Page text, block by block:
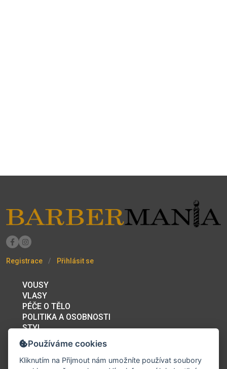
Registrace Přihlásit se
VOUSY
VLASY
PÉČE O TĚLO
POLITIKA A OSOBNOSTI
STYL
BAZAR
PRACOVNÍ PŘÍLEŽITOSTI
FÓRUM
Používáme cookies
Kliknutím na Přijmout nám umožníte používat soubory